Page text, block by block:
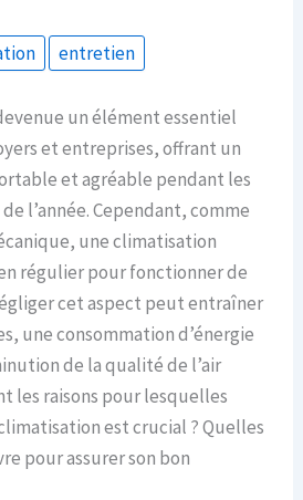
entretien
un élément essentiel
et entreprises, offrant un
et agréable pendant les
l’année. Cependant, comme
une climatisation
régulier pour fonctionner de
cet aspect peut entraîner
une consommation d’énergie
de la qualité de l’air
les raisons pour lesquelles
est crucial ? Quelles
pour assurer son bon